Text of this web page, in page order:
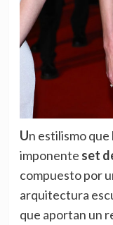
Un estilismo que la modelo completó con un
imponente set
compuesto por
arquitectura
que aportan un